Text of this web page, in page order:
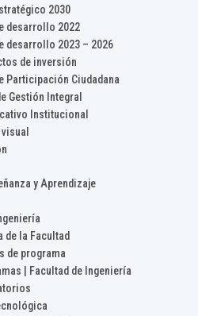
2030
desarrollo 2022
desarrollo 2023 – 2026
de inversión
Participación Ciudadana
Gestión Integral
Institucional
y Aprendizaje
de la Facultad
de programa
| Facultad de Ingeniería